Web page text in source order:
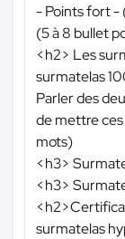
- Points fort -
(5 à 8 bullet
<h2> Les
surmatelas
Parler des
de mettre
mots)
<h3>
<h3>
surmatelas